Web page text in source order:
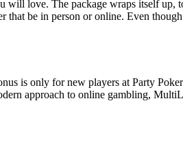
love. The package wraps itself up,
be in person or online. Even
is only for new players at Party
approach to online gambling,